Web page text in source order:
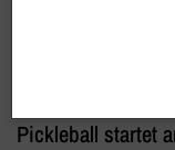
Pickleball startet